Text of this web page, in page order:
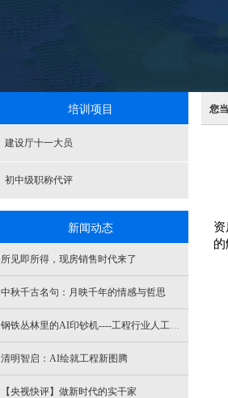
您
培训项目
建设厅十一大员
初中级职称代评
新闻动态
所见即所得，现房销售时代来了
中秋千古名句：月映千年的情感与哲思
钢铁丛林里的AI印钞机----工程行业人工智能商业化实战录
清明智启：AI绘就工程新图腾‌
【央视快评】做新时代的实干家